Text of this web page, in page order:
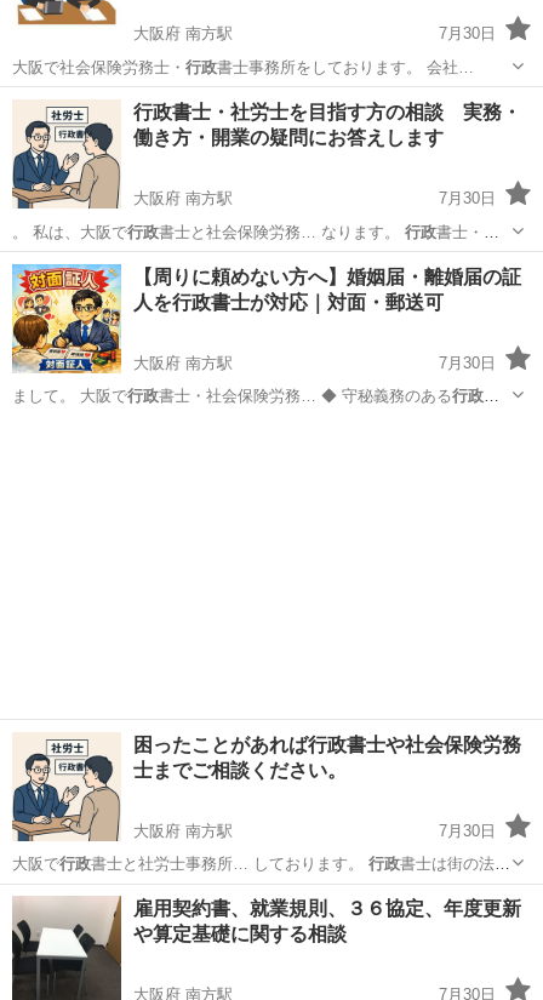
大阪府 南方駅
7月30日
大阪で社会保険労務士・ 行政 書士事務所をしております。 会社…
大阪 大阪市 南方駅 その他 メールアドレス
行政書士・社労士を目指す方の相談 実務・
働き方・開業の疑問にお答えします
大阪府 南方駅
7月30日
。 私は、大阪で行政書士と社会保険労務… なります。 行政書士・社
労士・キャ… たします。行政書士・社労士の試験… 人は多いのか ・
行政
書士の登録手続き … ・行政書士は食べていける… のか ・行政書
士...
大阪 大阪市 南方駅 その他 行政
【周りに頼めない方へ】婚姻届・離婚届の証
人を行政書士が対応｜対面・郵送可
大阪府 南方駅
7月30日
まして。 大阪で行政書士・社会保険労務… ◆ 守秘義務のある行政書
困ったことがあれば行政書士や社会保険労務
士までご相談ください。
大阪府 南方駅
7月30日
大阪で行政書士と社労士事務所… しております。 行政書士は街の法律
家と… 業務内容は 【行政書士】 起業に関… 、記帳代行など行政書士
は幅広く業務を… て下さい。行政書士いりぐち法務事…
大阪 大阪市 南方駅 その他 内容証明
雇用契約書、就業規則、３６協定、年度更新
や算定基礎に関する相談
大阪府 南方駅 7月30日